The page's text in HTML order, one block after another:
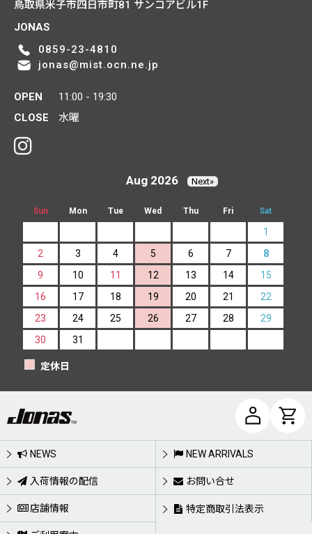
鳥取県米子市四日市町81 サンコアビル1F
JONAS
0859-23-4810
jonas@mist.ocn.ne.jp
OPEN
11:00 - 19:30
CLOSE
水曜
Aug 2026 Next»
Sun Mon Tue Wed Thu Fri Sat
1
2
3 4 5 6 7
8
9
10 11 12 13 14
15
16
17 18 19 20 21
22
23
24 25 26 27 28
29
30
31
定休日
NEWS NEW ARRIVALS
入荷情報の配信 お問い合せ
店舗情報 特定商取引法表示